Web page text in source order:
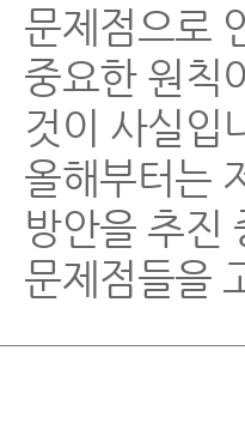
문제점으로
중요한 원칙
것이 사실입
올해부터는
방안을 추진
문제점들을